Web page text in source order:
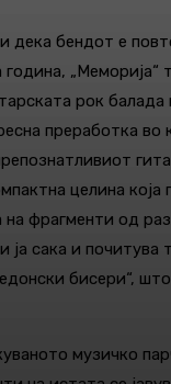
дека бендот е
рок балада
преработка во
целина
на фрагменти од
ја сака и
бисери“,
музичко